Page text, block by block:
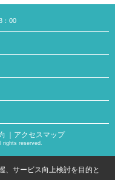
：00
｜アクセスマップ
rights reserved.
、サービス向上検討を目的と